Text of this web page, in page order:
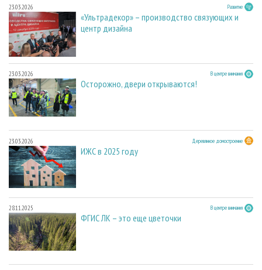
23.03.2026 Развитие
«Ультрадекор» – производство связующих и
центр дизайна
23.03.2026 В центре внимания
Осторожно, двери открываются!
23.03.2026 Деревянное домостроение
ИЖС в 2025 году
28.11.2025 В центре внимания
ФГИС ЛК – это еще цветочки